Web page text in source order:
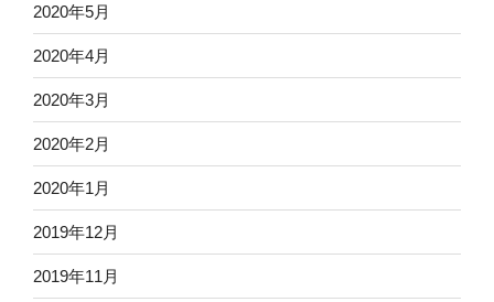
2020年5月
2020年4月
2020年3月
2020年2月
2020年1月
2019年12月
2019年11月